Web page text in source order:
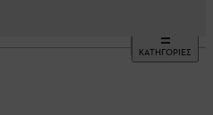
ΚΑΤΗΓΟΡΙΕΣ